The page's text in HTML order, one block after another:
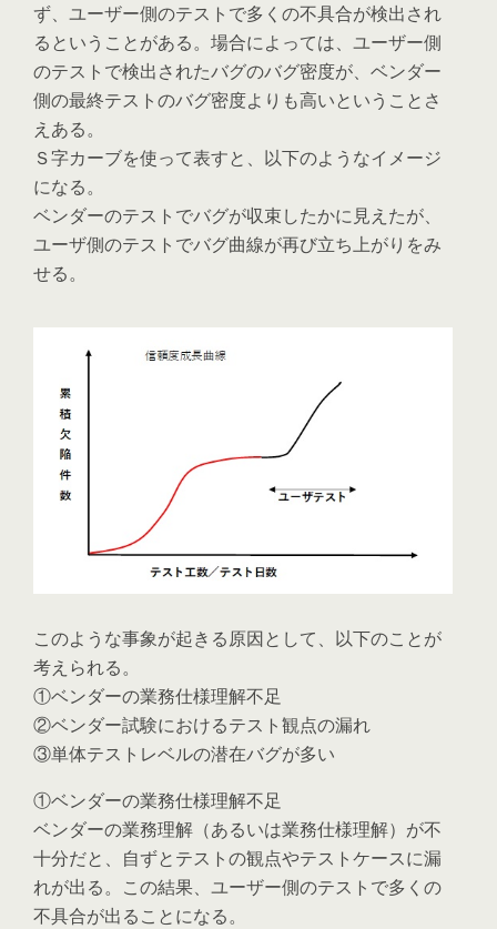
ず、ユーザー側のテストで多くの不具合が検出され
るということがある。場合によっては、ユーザー側
のテストで検出されたバグのバグ密度が、ベンダー
側の最終テストのバグ密度よりも高いということさ
えある。
Ｓ字カーブを使って表すと、以下のようなイメージ
になる。
ベンダーのテストでバグが収束したかに見えたが、
ユーザ側のテストでバグ曲線が再び立ち上がりをみ
せる。
このような事象が起きる原因として、以下のことが
考えられる。
①ベンダーの業務仕様理解不足
②ベンダー試験におけるテスト観点の漏れ
③単体テストレベルの潜在バグが多い
①ベンダーの業務仕様理解不足
ベンダーの業務理解（あるいは業務仕様理解）が不
十分だと、自ずとテストの観点やテストケースに漏
れが出る。この結果、ユーザー側のテストで多くの
不具合が出ることになる。